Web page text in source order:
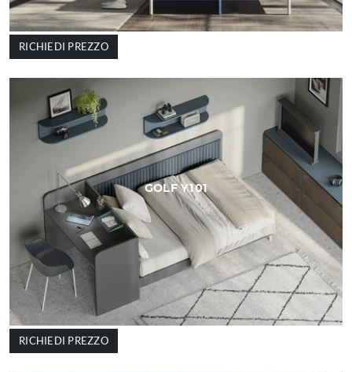
RICHIEDI PREZZO
GOLF Y101
RICHIEDI PREZZO